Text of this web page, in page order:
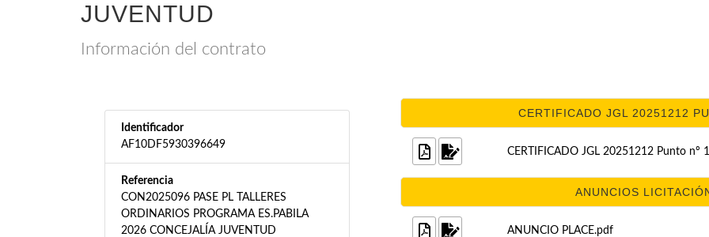
JUVENTUD
Información del contrato
Identificador
AF10DF5930396649
Referencia
CON2025096 PASE PL TALLERES
ORDINARIOS PROGRAMA ES.PABILA
2026 CONCEJALÍA JUVENTUD
CERTIFICADO JGL 20251212
CERTIFICADO JGL 20251212 Punto nº
ANUNCIOS
ANUNCIO PLACE.pdf